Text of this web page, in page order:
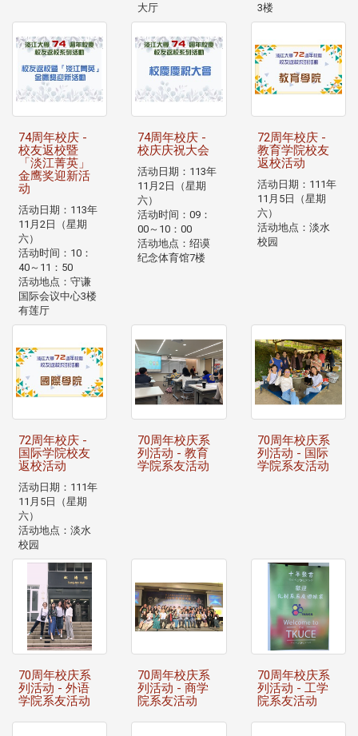
大厅
3楼
74周年校庆 -
校友返校暨
「淡江菁英」
金鹰奖迎新活
动
活动日期：113年
11月2日（星期
六）
活动时间：10：
40～11：50
活动地点：守谦
国际会议中心3楼
有莲厅
74周年校庆 -
校庆庆祝大会
活动日期：113年
11月2日（星期
六）
活动时间：09：
00～10：00
活动地点：绍谟
纪念体育馆7楼
72周年校庆 -
教育学院校友
返校活动
活动日期：111年
11月5日（星期
六）
活动地点：淡水
校园
72周年校庆 -
国际学院校友
返校活动
活动日期：111年
11月5日（星期
六）
活动地点：淡水
校园
70周年校庆系
列活动 - 教育
学院系友活动
70周年校庆系
列活动 - 国际
学院系友活动
70周年校庆系
列活动 - 外语
学院系友活动
70周年校庆系
列活动 - 商学
院系友活动
70周年校庆系
列活动 - 工学
院系友活动